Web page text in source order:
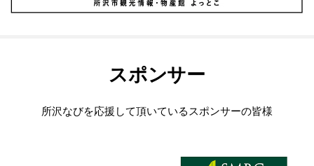
スポンサー
所沢なびを応援して頂いているスポンサーの皆様